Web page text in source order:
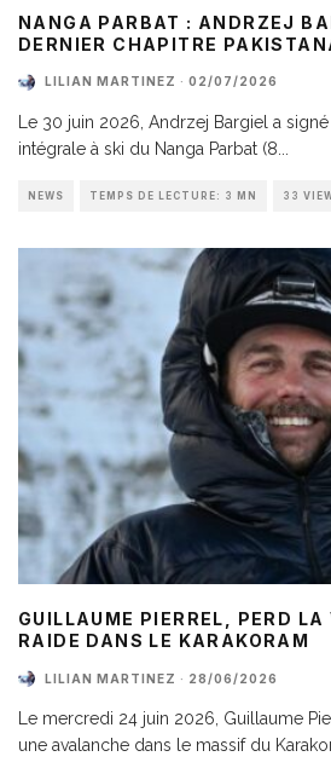
NANGA PARBAT : ANDRZEJ
DERNIER CHAPITRE
LILIAN MARTINEZ · 02/07/2026
Le 30 juin 2026, Andrzej Bargiel a
intégrale à ski du Nanga Parbat (8
NEWS TEMPS DE LECTURE: 3 MN 33
GUILLAUME PIERREL, PERD LA
RAIDE DANS LE KARAKORAM
LILIAN MARTINEZ · 28/06/2026
Le mercredi 24 juin 2026, Guillaume
une avalanche dans le massif du